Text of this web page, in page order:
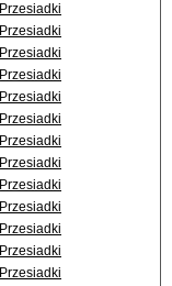
Przesiadki
Przesiadki
Przesiadki
Przesiadki
Przesiadki
Przesiadki
Przesiadki
Przesiadki
Przesiadki
Przesiadki
Przesiadki
Przesiadki
Przesiadki